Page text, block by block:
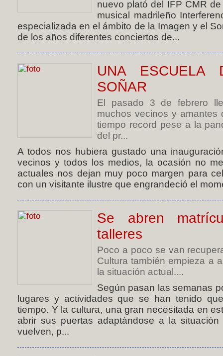
nuevo plató del IFP CMR
musical madrileño
especializada en el ámbito de la Imagen y el
de los años diferentes conciertos de...
UNA ESCUELA
SOÑAR
El pasado 3 de febrero
muchos vecinos y amantes
tiempo record pese a la
del pr...
A todos nos hubiera gustado una
vecinos y todos los medios, la ocasión no
actuales nos dejan muy poco margen para
con un visitante ilustre que engrandeció el
Se abren
talleres
Poco a poco se van
Cultura también empieza a
la situación actual....
Según pasan las semanas
lugares y actividades que se han tenido
tiempo. Y la cultura, una gran necesitada en
abrir sus puertas adaptándose a la
vuelven, p...